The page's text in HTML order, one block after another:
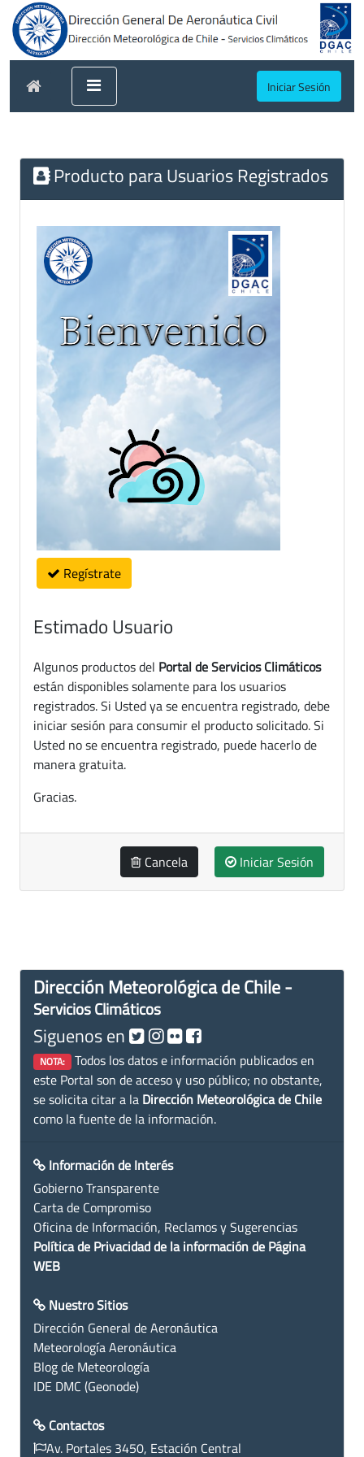
Iniciar Sesión
Producto para Usuarios Registrados
Regístrate
Estimado Usuario
Algunos productos del Portal de Servicios Climáticos
están disponibles solamente para los usuarios
registrados. Si Usted ya se encuentra registrado, debe
iniciar sesión para consumir el producto solicitado. Si
Usted no se encuentra registrado, puede hacerlo de
manera gratuita.
Gracias.
Cancela Iniciar Sesión
Dirección Meteorológica de Chile -
Servicios Climáticos
Siguenos en
NOTA: Todos los datos e información publicados en
este Portal son de acceso y uso público; no obstante,
se solicita citar a la Dirección Meteorológica de Chile
como la fuente de la información.
Información de Interés
Gobierno Transparente
Carta de Compromiso
Oficina de Información, Reclamos y Sugerencias
Política de Privacidad de la información de Página
WEB
Nuestro Sitios
Dirección General de Aeronáutica
Meteorología Aeronáutica
Blog de Meteorología
IDE DMC (Geonode)
Contactos
Av. Portales 3450, Estación Central